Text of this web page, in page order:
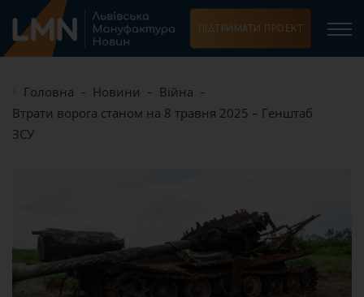
ПІДТРИМАТИ ПРОЕКТ
Головна Новини
Війна
Втрати ворога станом на 8 травня 2025 – Генштаб
ЗСУ